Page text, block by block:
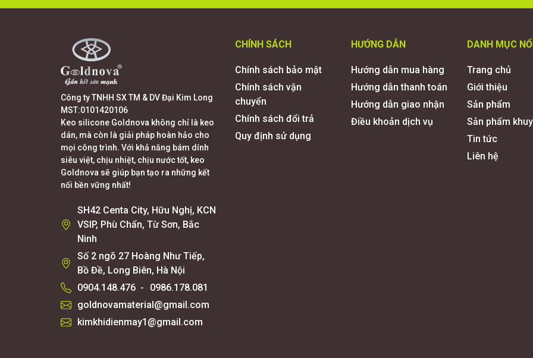
Công ty TNHH SX TM & DV Đại Kim Long
MST:0101420106
Keo silicone Goldnova không chỉ là keo
dán, mà còn là giải pháp hoàn hảo cho
mọi công trình. Với khả năng bám dính
siêu việt, chịu nhiệt, chịu nước tốt, keo
Goldnova sẽ giúp bạn tạo ra những kết
nối bền vững nhất!
SH42 Centa City, Hữu Nghị, KCN
VSIP, Phù Chẩn, Từ Sơn, Bắc
Ninh
Số 2 ngõ 27 Hoàng Như Tiếp,
Bồ Đề, Long Biên, Hà Nội
0904.148.476 -
0986.178.081
goldnovamaterial@gmail.com
kimkhidienmay1@gmail.com
CHÍNH SÁCH
Chính sách bảo mật
Chính sách vận
chuyển
Chính sách đổi trả
Quy định sử dụng
HƯỚNG DẪN
Hướng dẫn mua hàng
Hướng dẫn thanh toán
Hướng dẫn giao nhận
Điều khoản dịch vụ
DANH MỤC
Trang chủ
Giới thiệu
Sản phẩm
Sản phẩm
Tin tức
Liên hệ